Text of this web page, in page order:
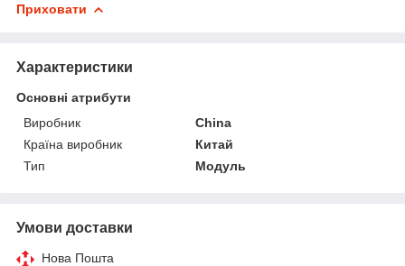
Приховати
Характеристики
Основні атрибути
Виробник
China
Країна виробник
Китай
Тип
Модуль
Умови доставки
Нова Пошта